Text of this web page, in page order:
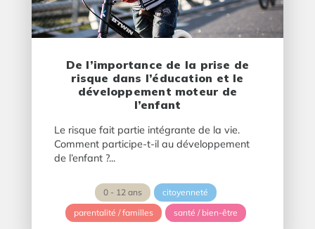
De l’importance de la prise de
risque dans l’éducation et le
développement moteur de
l’enfant
Le risque fait partie intégrante de la vie.
Comment participe-t-il au développement
de l’enfant ?...
0 - 12 ans
citoyenneté
parentalité / familles
santé / bien-être